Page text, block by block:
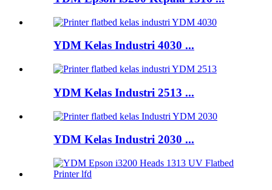
YDM Kelas Industri 4030 ...
YDM Kelas Industri 2513 ...
YDM Kelas Industri 2030 ...